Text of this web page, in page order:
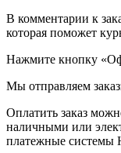
В комментарии к
которая поможет
Нажмите кнопку
Мы отправляем
Оплатить заказ
наличными или
платежные системы